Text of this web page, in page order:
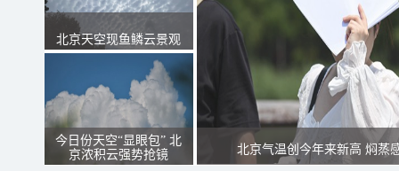
北京天空现鱼鳞云景观
今日份天空“显眼包” 北
京浓积云强势抢镜
北京气温创今年来新高 焖蒸